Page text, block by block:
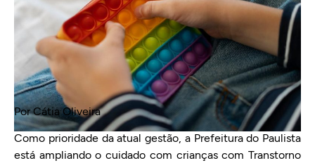
Por Cátia Oliveira
Como prioridade da atual gestão, a Prefeitura do Paulista
está ampliando o cuidado com crianças com Transtorno